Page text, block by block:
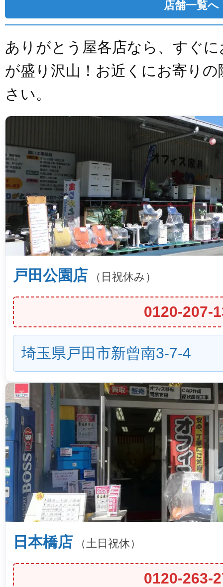
店舗一覧へ
ありがとう屋各店なら、すぐ
が盛り沢山！お近くにお寄り
さい。
戸田公園店 （日祝休み）
0120-207-
埼玉県戸田市新曾南3-7-4
日本橋店 （土日祝休）
0120-263-